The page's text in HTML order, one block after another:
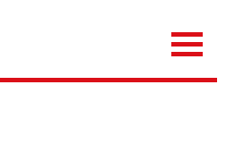
Region Kalmar län